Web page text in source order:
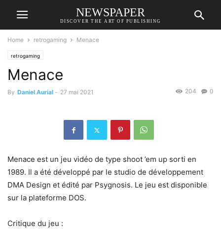
NEWSPAPER
DISCOVER THE ART OF PUBLISHING
Home retrogaming Menace
retrogaming
Menace
By Daniel Aurial - 27 mai 2021 0
204
Menace est un jeu vidéo de type shoot ’em up sorti en
1989. Il a été développé par le studio de développement
DMA Design et édité par Psygnosis. Le jeu est disponible
sur la plateforme DOS.
Critique du jeu :